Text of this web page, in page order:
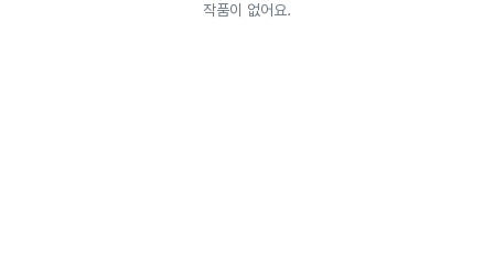
작품이 없어요.